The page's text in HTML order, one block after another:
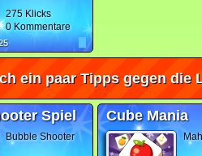
275 Klicks
0 Kommentare
ein paar Tipps gegen die
Spiel
Bubble Shooter
Cube Mania